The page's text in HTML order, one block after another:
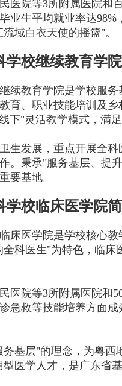
医院等3所附属医院和
业生平均就业率达
域白衣天使的摇篮"。
学校继续教育学
续教育学院是学校服
育、职业技能培训及
下"灵活教学模式，满
生发展，重点开展全
。秉承"服务基层、提
要基地。
学校临床医学院
床医学院是学校核心
科医生"为特色，临
医院等3所附属医院和
急救等技能培养方面
基层"的理念，为粤西
医学人才，是广东省